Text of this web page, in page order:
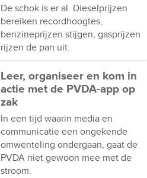
De schok is er al. Dieselprijzen
bereiken recordhoogtes,
benzineprijzen stijgen, gasprijzen
rijzen de pan uit.
Leer, organiseer en kom in
actie met de PVDA-app op
zak
In een tijd waarin media en
communicatie een ongekende
omwenteling ondergaan, gaat de
PVDA niet gewoon mee met de
stroom.